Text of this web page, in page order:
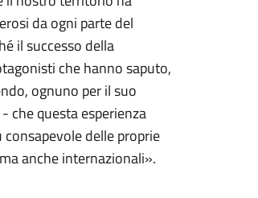
da ogni parte del
il successo della
che hanno saputo,
ognuno per il suo
che questa esperienza
delle proprie
anche internazionali».